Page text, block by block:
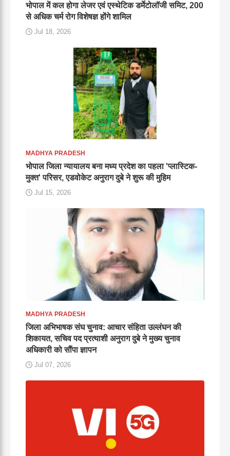
भोपाल में कल होगा लेजर एवं एस्थेटिक डर्मेटोलॉजी समिट, 200
से अधिक चर्म रोग विशेषज्ञ होंगे शामिल
Jul 18, 2026
MADHYA PRADESH
भोपाल जिला न्यायालय बना मध्य प्रदेश का पहला 'प्लास्टिक-
मुक्त' परिसर, एडवोकेट अनुराग दुबे ने शुरू की मुहिम
Jul 15, 2026
MADHYA PRADESH
जिला अभिभाषक संघ चुनाव: आचार संहिता उल्लंघन की
शिकायत, सचिव पद प्रत्याशी अनुराग दुबे ने मुख्य चुनाव
अधिकारी को सौंपा ज्ञापन
Jul 07, 2026